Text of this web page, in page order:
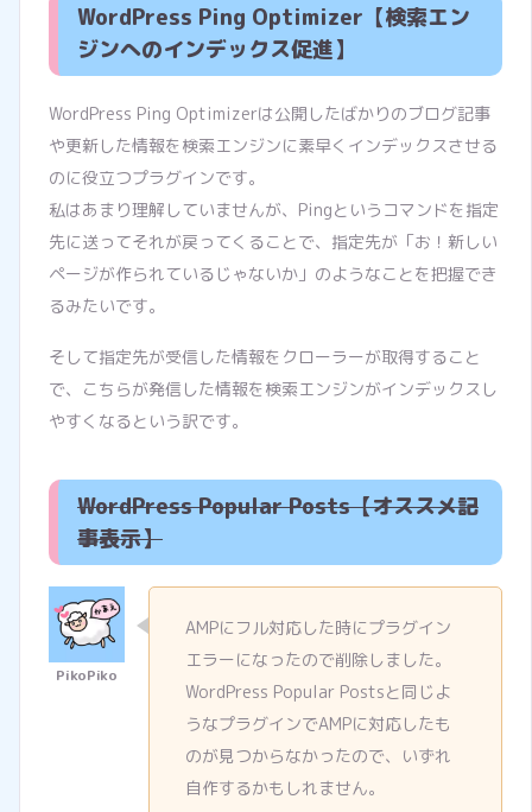
WordPress Ping Optimizer【検索エン
ジンへのインデックス促進】
WordPress Ping Optimizerは公開したばかりのブログ記事
や更新した情報を検索エンジンに素早くインデックスさせる
のに役立つプラグインです。
私はあまり理解していませんが、Pingというコマンドを指定
先に送ってそれが戻ってくることで、指定先が「お！新しい
ページが作られているじゃないか」のようなことを把握でき
るみたいです。
そして指定先が受信した情報をクローラーが取得すること
で、こちらが発信した情報を検索エンジンがインデックスし
やすくなるという訳です。
WordPress Popular Posts【オススメ記
事表示】
AMPにフル対応した時にプラグイン
エラーになったので削除しました。
WordPress Popular Postsと同じよ
うなプラグインでAMPに対応したも
のが見つからなかったので、いずれ
自作するかもしれません。